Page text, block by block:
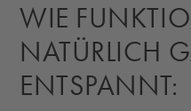
WIE
NATÜRLICH
ENTSPANNT: